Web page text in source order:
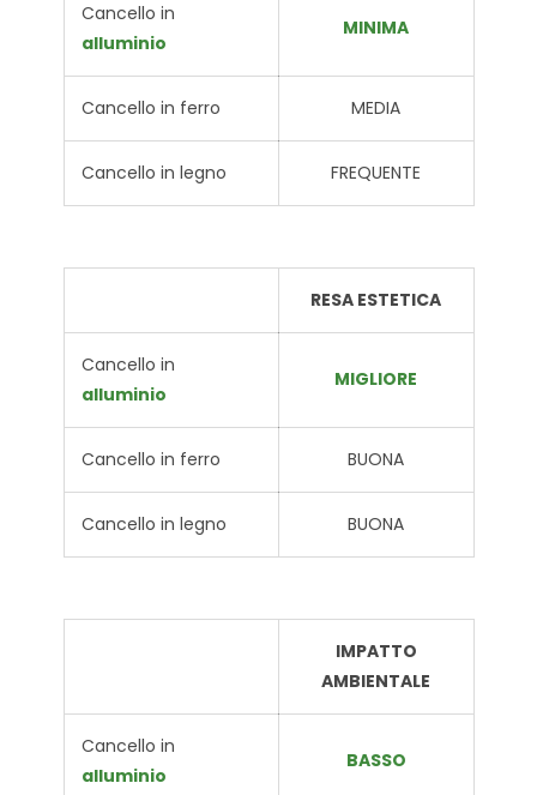
Cancello in
alluminio
MINIMA
Cancello in ferro MEDIA
Cancello in legno FREQUENTE
RESA ESTETICA
Cancello in
alluminio
MIGLIORE
Cancello in ferro BUONA
Cancello in legno BUONA
IMPATTO
AMBIENTALE
Cancello in
alluminio
BASSO